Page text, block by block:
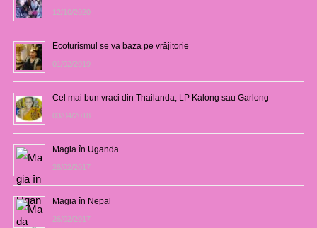
12/10/2020
Ecoturismul se va baza pe vrăjitorie
01/02/2019
Cel mai bun vraci din Thailanda, LP Kalong sau Garlong
03/04/2018
Magia în Uganda
28/02/2017
Magia în Nepal
26/02/2017